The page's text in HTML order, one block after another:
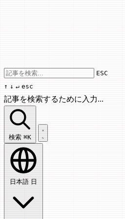
Use
ESC
↑ ↓ ↵ esc
記事を検索するために入力...
記事を検索...
検索 ⌘K
日本語 日